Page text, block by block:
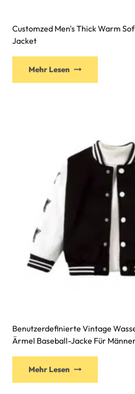
Customzed Men's Thick Warm
Jacket
Mehr Lesen
Benutzerdefinierte Vintage
Ärmel Baseball-Jacke Für
Mehr Lesen